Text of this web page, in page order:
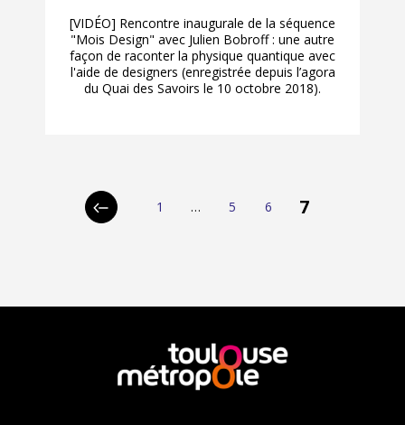
[VIDÉO] Rencontre inaugurale de la séquence
"Mois Design" avec Julien Bobroff : une autre
façon de raconter la physique quantique avec
l'aide de designers (enregistrée depuis l’agora
du Quai des Savoirs le 10 octobre 2018).
i
a
t
Page
Page
1 … Page
5 Page
6 Page
7
En
savoir
plus